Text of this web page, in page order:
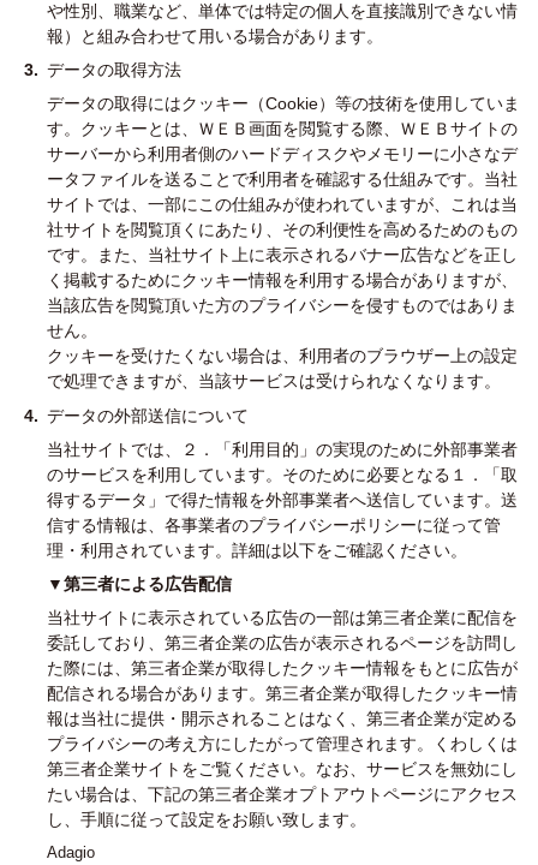
や性別、職業など、単体では特定の個人を直接識別できない情
報）と組み合わせて用いる場合があります。
データの取得方法
データの取得にはクッキー（Cookie）等の技術を使用していま
す。クッキーとは、ＷＥＢ画面を閲覧する際、ＷＥＢサイトの
サーバーから利用者側のハードディスクやメモリーに小さなデ
ータファイルを送ることで利用者を確認する仕組みです。当社
サイトでは、一部にこの仕組みが使われていますが、これは当
社サイトを閲覧頂くにあたり、その利便性を高めるためのもの
です。また、当社サイト上に表示されるバナー広告などを正し
く掲載するためにクッキー情報を利用する場合がありますが、
当該広告を閲覧頂いた方のプライバシーを侵すものではありま
せん。
クッキーを受けたくない場合は、利用者のブラウザー上の設定
で処理できますが、当該サービスは受けられなくなります。
データの外部送信について
当社サイトでは、２．「利用目的」の実現のために外部事業者
のサービスを利用しています。そのために必要となる１．「取
得するデータ」で得た情報を外部事業者へ送信しています。送
信する情報は、各事業者のプライバシーポリシーに従って管
理・利用されています。詳細は以下をご確認ください。
▼第三者による広告配信
当社サイトに表示されている広告の一部は第三者企業に配信を
委託しており、第三者企業の広告が表示されるページを訪問し
た際には、第三者企業が取得したクッキー情報をもとに広告が
配信される場合があります。第三者企業が取得したクッキー情
報は当社に提供・開示されることはなく、第三者企業が定める
プライバシーの考え方にしたがって管理されます。くわしくは
第三者企業サイトをご覧ください。なお、サービスを無効にし
たい場合は、下記の第三者企業オプトアウトページにアクセス
し、手順に従って設定をお願い致します。
Adagio